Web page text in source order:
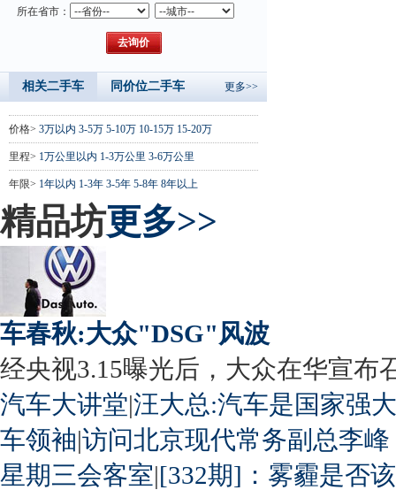
所在省市：
相关二手车 同价位二手车 更多>>
价格> 3万以内 3-5万 5-10万 10-15万 15-20万
里程> 1万公里以内 1-3万公里 3-6万公里
年限> 1年以内 1-3年 3-5年 5-8年 8年以上
精品坊更多>>
车春秋:大众"DSG"风波
经央视3.15曝光后，大众在华宣布
汽车大讲堂|汪大总:汽车是国家强
车领袖|访问北京现代常务副总李峰
星期三会客室|[332期]：雾霾是否